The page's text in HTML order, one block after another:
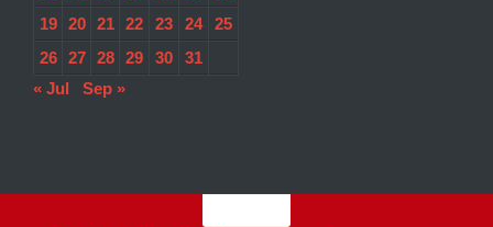
19
20 21 22 23 24
25
26
27 28 29 30
31
« Jul
Sep »